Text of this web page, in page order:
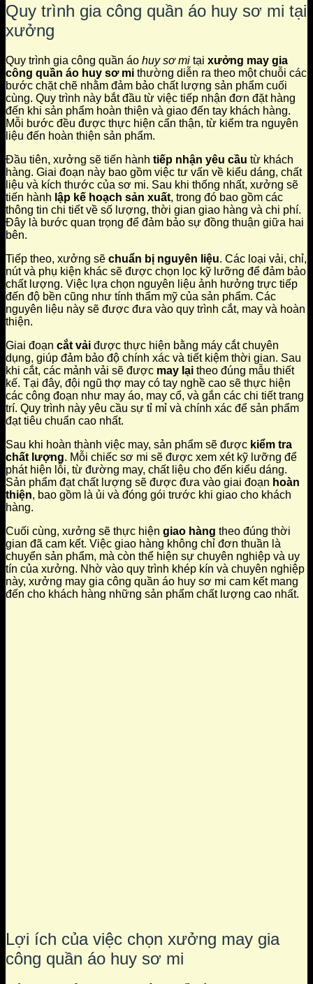
Quy trình gia công quần áo huy sơ mi tại
xưởng
Quy trình gia công quần áo huy sơ mi tại xưởng may gia
công quần áo huy sơ mi thường diễn ra theo một chuỗi các
bước chặt chẽ nhằm đảm bảo chất lượng sản phẩm cuối
cùng. Quy trình này bắt đầu từ việc tiếp nhận đơn đặt hàng
đến khi sản phẩm hoàn thiện và giao đến tay khách hàng.
Mỗi bước đều được thực hiện cẩn thận, từ kiểm tra nguyên
liệu đến hoàn thiện sản phẩm.
Đầu tiên, xưởng sẽ tiến hành tiếp nhận yêu cầu từ khách
hàng. Giai đoạn này bao gồm việc tư vấn về kiểu dáng, chất
liệu và kích thước của sơ mi. Sau khi thống nhất, xưởng sẽ
tiến hành lập kế hoạch sản xuất, trong đó bao gồm các
thông tin chi tiết về số lượng, thời gian giao hàng và chi phí.
Đây là bước quan trọng để đảm bảo sự đồng thuận giữa hai
bên.
Tiếp theo, xưởng sẽ chuẩn bị nguyên liệu. Các loại vải, chỉ,
nút và phụ kiện khác sẽ được chọn lọc kỹ lưỡng để đảm bảo
chất lượng. Việc lựa chọn nguyên liệu ảnh hưởng trực tiếp
đến độ bền cũng như tính thẩm mỹ của sản phẩm. Các
nguyên liệu này sẽ được đưa vào quy trình cắt, may và hoàn
thiện.
Giai đoạn cắt vải được thực hiện bằng máy cắt chuyên
dụng, giúp đảm bảo độ chính xác và tiết kiệm thời gian. Sau
khi cắt, các mảnh vải sẽ được may lại theo đúng mẫu thiết
kế. Tại đây, đội ngũ thợ may có tay nghề cao sẽ thực hiện
các công đoạn như may áo, may cổ, và gắn các chi tiết trang
trí. Quy trình này yêu cầu sự tỉ mỉ và chính xác để sản phẩm
đạt tiêu chuẩn cao nhất.
Sau khi hoàn thành việc may, sản phẩm sẽ được kiểm tra
chất lượng. Mỗi chiếc sơ mi sẽ được xem xét kỹ lưỡng để
phát hiện lỗi, từ đường may, chất liệu cho đến kiểu dáng.
Sản phẩm đạt chất lượng sẽ được đưa vào giai đoạn hoàn
thiện, bao gồm là ủi và đóng gói trước khi giao cho khách
hàng.
Cuối cùng, xưởng sẽ thực hiện giao hàng theo đúng thời
gian đã cam kết. Việc giao hàng không chỉ đơn thuần là
chuyển sản phẩm, mà còn thể hiện sự chuyên nghiệp và uy
tín của xưởng. Nhờ vào quy trình khép kín và chuyên nghiệp
này, xưởng may gia công quần áo huy sơ mi cam kết mang
đến cho khách hàng những sản phẩm chất lượng cao nhất.
Lợi ích của việc chọn xưởng may gia
công quần áo huy sơ mi